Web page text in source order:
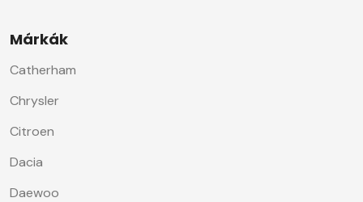
Márkák
Catherham
Chrysler
Citroen
Dacia
Daewoo